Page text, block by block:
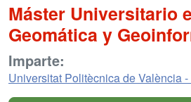
Máster Universitario
Geomática y
Imparte:
Universitat Politècnica de València